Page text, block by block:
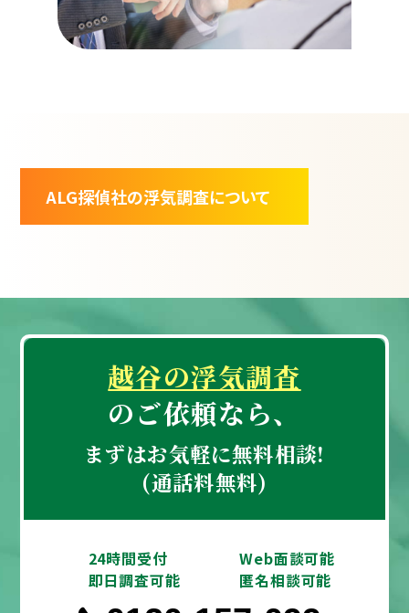
ALG探偵社の浮気調査について
越谷の浮気調査
のご依頼なら、
まずはお気軽に無料相談!
(通話料無料)
24時間受付
Web面談可能
即日調査可能
匿名相談可能